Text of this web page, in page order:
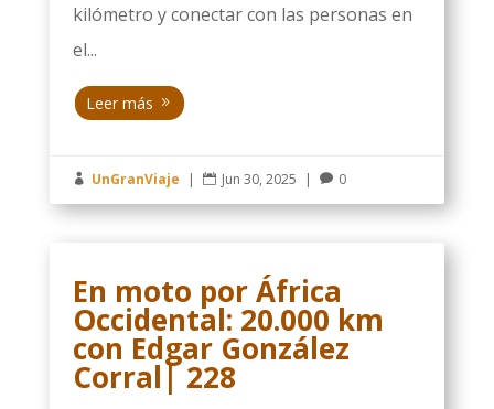
kilómetro y conectar con las personas en
el...
Leer más
 UnGranViaje |  Jun 30, 2025 |  0
En moto por África
Occidental: 20.000 km
con Edgar González
Corral| 228